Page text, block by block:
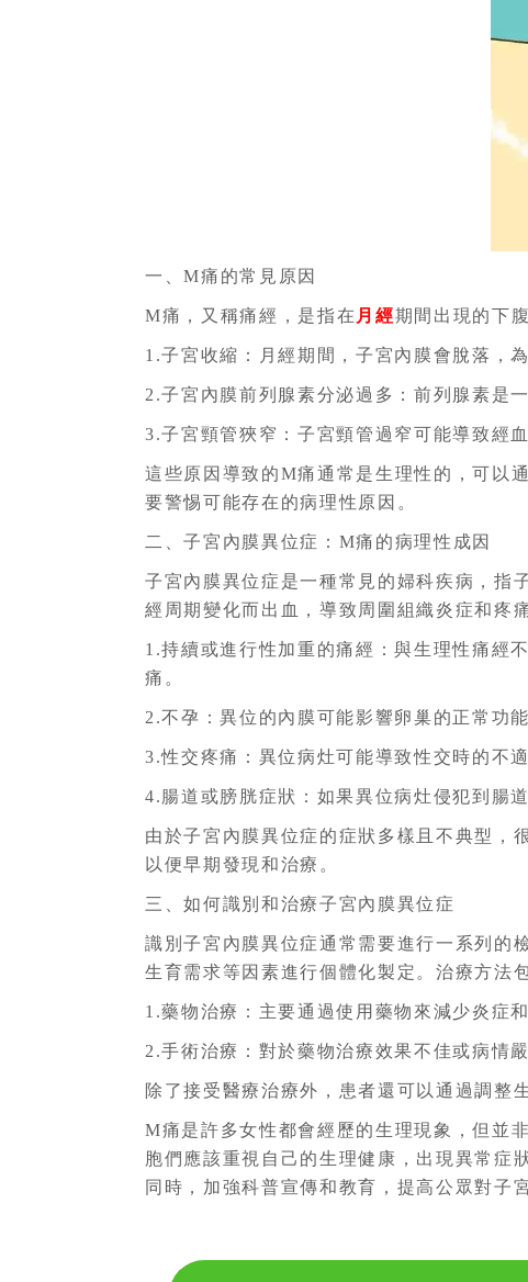
一、M痛的常見原因
M痛，又稱痛經，是指在 月經期間出現的下
1.子宮收縮：月經期間，子宮內膜會脫落，
2.子宮內膜前列腺素分泌過多：前列腺素是
3.子宮頸管狹窄：子宮頸管過窄可能導致經
這些原因導致的M痛通常是生理性的，可以
要警惕可能存在的病理性原因。
二、子宮內膜異位症：M痛的病理性成因
子宮內膜異位症是一種常見的婦科疾病，指
經周期變化而出血，導致周圍組織炎症和疼
1.持續或進行性加重的痛經：與生理性痛經
痛。
2.不孕：異位的內膜可能影響卵巢的正常功
3.性交疼痛：異位病灶可能導致性交時的不適
4.腸道或膀胱症狀：如果異位病灶侵犯到腸
由於子宮內膜異位症的症狀多樣且不典型，
以便早期發現和治療。
三、如何識別和治療子宮內膜異位症
識別子宮內膜異位症通常需要進行一系列的
生育需求等因素進行個體化製定。治療方法
1.藥物治療：主要通過使用藥物來減少炎症
2.手術治療：對於藥物治療效果不佳或病情
除了接受醫療治療外，患者還可以通過調整
M痛是許多女性都會經歷的生理現象，但並
胞們應該重視自己的生理健康，出現異常症
同時，加強科普宣傳和教育，提高公眾對子